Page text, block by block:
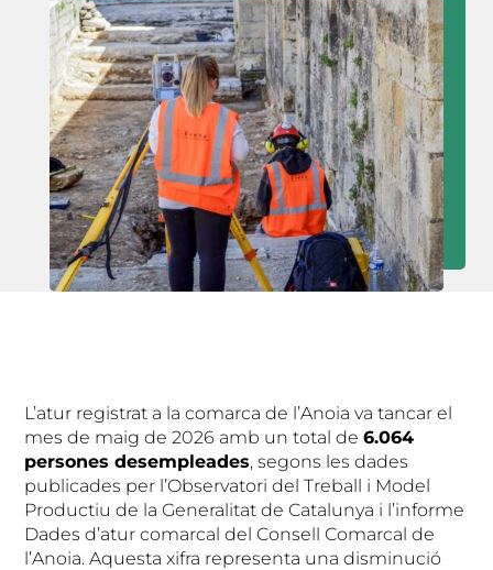
L’atur registrat a la comarca de l’Anoia va tancar el
mes de maig de 2026 amb un total de6.064
persones desempleades, segons les dades
publicades per l’Observatori del Treball i Model
Productiu de la Generalitat de Catalunya i l’informe
Dades d’atur comarcal del Consell Comarcal de
l’Anoia. Aquesta xifra representa una disminució